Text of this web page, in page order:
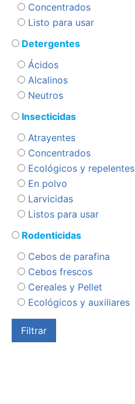
Concentrados
Listo para usar
Detergentes
Ácidos
Alcalinos
Neutros
Insecticidas
Atrayentes
Concentrados
Ecológicos y repelentes
En polvo
Larvicidas
Listos para usar
Rodenticidas
Cebos de parafina
Cebos frescos
Cereales y Pellet
Ecológicos y auxiliares